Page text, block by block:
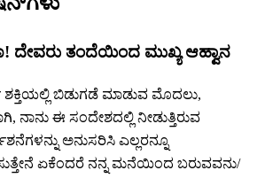
ದೇವರು ತಂದೆಯಿಂದ ಮುಖ್ಯ ಆಹ್ವಾನ
ಶಕ್ತಿಯಲ್ಲಿ ಬಿಡುಗಡೆ ಮಾಡುವ ಮೊದಲು,
ನಾನು ಈ ಸಂದೇಶದಲ್ಲಿ ನೀಡುತ್ತಿರುವ
ಅನುಸರಿಸಿ ಎಲ್ಲರನ್ನೂ
ಏಕೆಂದರೆ ನನ್ನ ಮನೆಯಿಂದ ಬರುವವನು/